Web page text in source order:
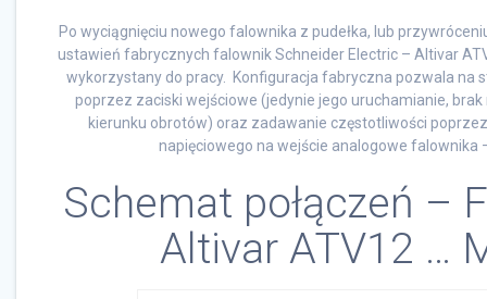
Po wyciągnięciu nowego falownika z pudełka, lub
ustawień fabrycznych falownik Schneider Electric – Altivar
wykorzystany do pracy. Konfiguracja fabryczna pozwala na
poprzez zaciski wejściowe (jedynie jego uruchamianie,
kierunku obrotów) oraz zadawanie częstotliwości
napięciowego na wejście analogowe falownika
Schemat połączeń –
Altivar ATV12 …